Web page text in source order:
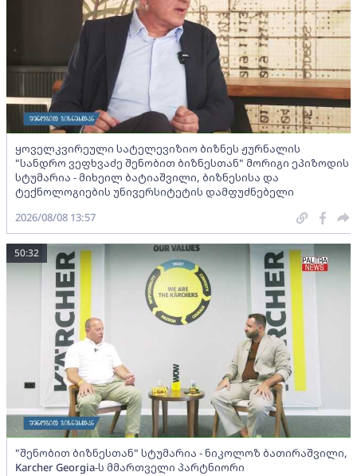
ყოველკვირეული სატელევიზიო ბიზნეს ჟურნალის
"სანდრო ვეფხვაძე შენობით ბიზნესთან" მორიგი ეპიზოდის
სტუმარია - მიხეილ ბატიაშვილი, ბიზნესისა და
ტექნოლოგიების უნივერსიტეტის დამფუძნებელი
2026/08/08 13:57
"შენობით ბიზნესთან" სტუმარია - ნიკოლოზ ბათირაშვილი,
Karcher Georgia-ს მმართველი პარტნიორი
50:32